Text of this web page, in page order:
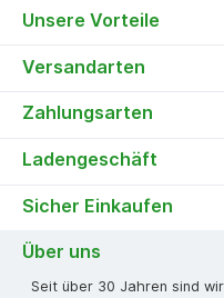
Unsere Vorteile
Versandarten
Zahlungsarten
Ladengeschäft
Sicher Einkaufen
Über uns
Seit über 30 Jahren sind